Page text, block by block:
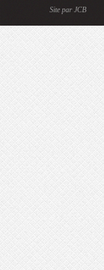
Site par JCB